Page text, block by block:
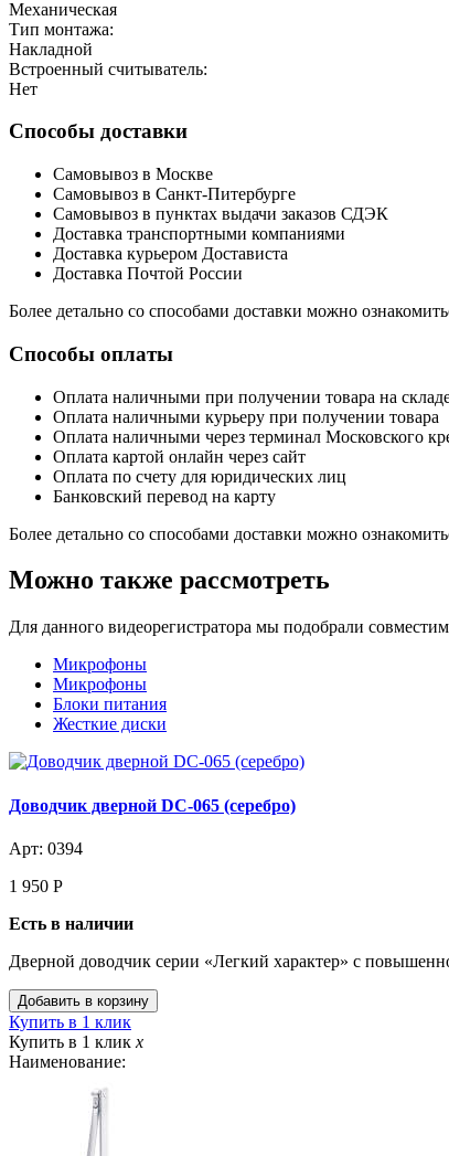
Механическая
Тип монтажа:
Накладной
Встроенный считыватель:
Нет
Способы доставки
Самовывоз в Москве
Самовывоз в Санкт-Питербурге
Самовывоз в пунктах выдачи заказов СДЭК
Доставка транспортными компаниями
Доставка курьером Достависта
Доставка Почтой России
Более детально со способами доставки можно
Способы оплаты
Оплата наличными при получении товара на
Оплата наличными курьеру при получении товара
Оплата наличными через терминал Московского
Оплата картой онлайн через сайт
Оплата по счету для юридических лиц
Банковский перевод на карту
Более детально со способами доставки можно
Можно также рассмотреть
Для данного видеорегистратора мы подобрали
Микрофоны
Микрофоны
Блоки питания
Жесткие диски
Доводчик дверной DC-065 (серебро)
Арт: 0394
1 950 Р
Есть в наличии
Дверной доводчик серии «Легкий характер» с
Купить в 1 клик
Купить в 1 клик x
Наименование: